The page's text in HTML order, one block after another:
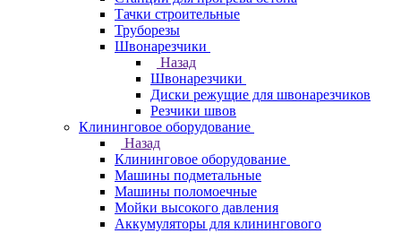
Тачки строительные
Труборезы
Швонарезчики
Назад
Швонарезчики
Диски режущие для швонарезчиков
Резчики швов
Клининговое оборудование
Назад
Клининговое оборудование
Машины подметальные
Машины поломоечные
Мойки высокого давления
Аккумуляторы для клинингового